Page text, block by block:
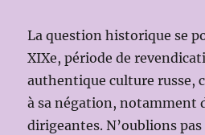
La question historique se
XIXe, période de
authentique culture russe,
à sa négation, notamment
dirigeantes. N’oublions pas